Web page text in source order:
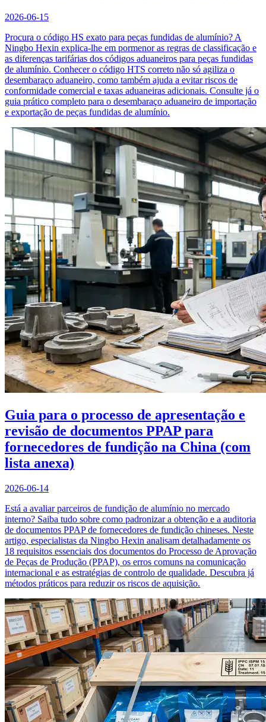
2026-06-15
Procura o código HS exato para peças fundidas de alumínio? A
Ningbo Hexin explica-lhe em pormenor as regras de classificação e
as diferenças tarifárias dos códigos aduaneiros para peças fundidas
de alumínio. Conhecer o código HTS correto não só agiliza o
desembaraço aduaneiro, como também ajuda a evitar riscos de
conformidade comercial e taxas aduaneiras adicionais. Consulte já o
guia prático completo para o desembaraço aduaneiro de importação
e exportação de peças fundidas de alumínio.
Guia para o processo de apresentação e
revisão de documentos PPAP para
fornecedores de fundição na China (com
lista anexa)
2026-06-14
Está a avaliar parceiros de fundição de alumínio no mercado
interno? Saiba tudo sobre como padronizar a obtenção e a auditoria
de documentos PPAP de fornecedores de fundição chineses. Neste
artigo, especialistas da Ningbo Hexin analisam detalhadamente os
18 requisitos essenciais dos documentos do Processo de Aprovação
de Peças de Produção (PPAP), os erros comuns na comunicação
internacional e as estratégias de controlo de qualidade. Descubra já
métodos práticos para reduzir os riscos de aquisição.